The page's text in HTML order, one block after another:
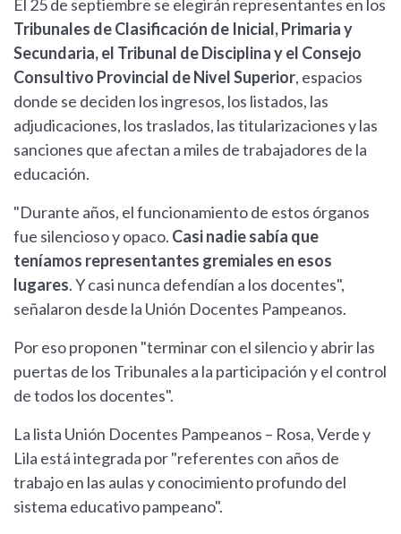
El 25 de septiembre se elegirán representantes en los
Tribunales de Clasificación de Inicial, Primaria y
Secundaria, el Tribunal de Disciplina y el Consejo
Consultivo Provincial de Nivel Superior, espacios
donde se deciden los ingresos, los listados, las
adjudicaciones, los traslados, las titularizaciones y las
sanciones que afectan a miles de trabajadores de la
educación.
"Durante años, el funcionamiento de estos órganos
fue silencioso y opaco. Casi nadie sabía que
teníamos representantes gremiales en esos
lugares. Y casi nunca defendían a los docentes",
señalaron desde la Unión Docentes Pampeanos.
Por eso proponen "terminar con el silencio y abrir las
puertas de los Tribunales a la participación y el control
de todos los docentes".
La lista Unión Docentes Pampeanos – Rosa, Verde y
Lila está integrada por "referentes con años de
trabajo en las aulas y conocimiento profundo del
sistema educativo pampeano".